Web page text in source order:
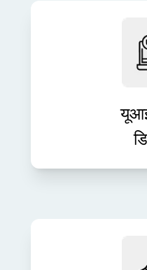
हमारे रचनात्मक
जो बातचीत